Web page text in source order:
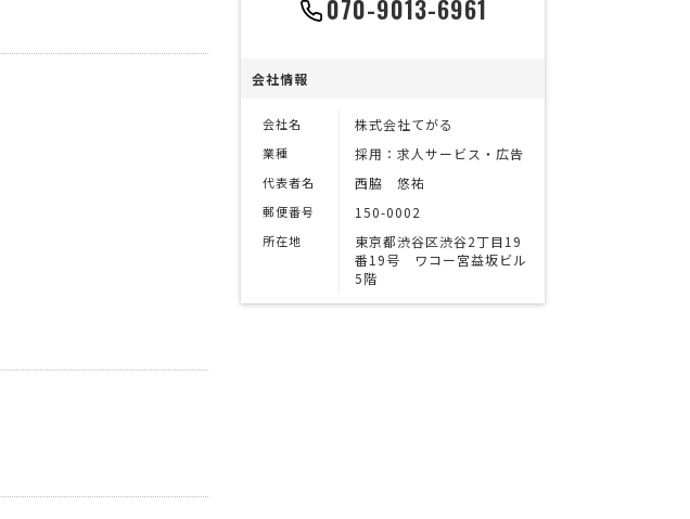
070-9013-6961
会社情報
会社名 株式会社てがる
業種 採用：求人サービス・広告
代表者名 西脇 悠祐
郵便番号 150-0002
所在地
東京都渋谷区渋谷2丁目19
番19号 ワコー宮益坂ビル
5階